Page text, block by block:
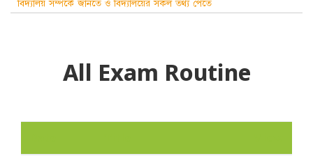
বিদ্যালয় সম্পর্কে জানতে ও বিদ্যালয়ের সকল তথ্য পেতে
All Exam Routine